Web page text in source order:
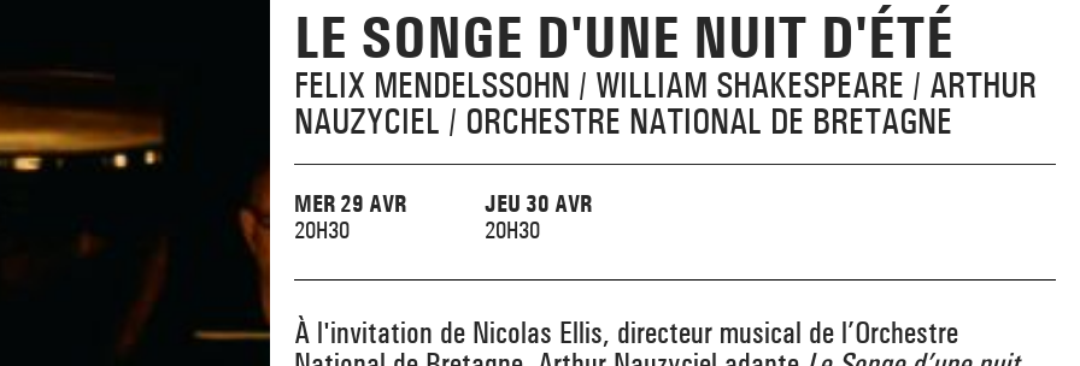
LE SONGE D'UNE NUIT D'ÉTÉ
FELIX MENDELSSOHN / WILLIAM SHAKESPEARE / ARTHUR
NAUZYCIEL / ORCHESTRE NATIONAL DE BRETAGNE
MER 29 AVR
20H30
JEU 30 AVR
20H30
À l'invitation de Nicolas Ellis, directeur musical de l’Orchestre